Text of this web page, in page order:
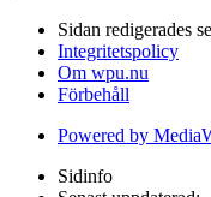
Sidan redigerades
Integritetspolicy
Om wpu.nu
Förbehåll
Powered by
Sidinfo